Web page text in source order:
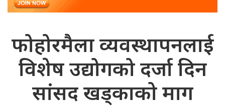
फोहोरमैला व्यवस्थापनलाई
विशेष उद्योगको दर्जा दिन
सांसद खड्काको माग